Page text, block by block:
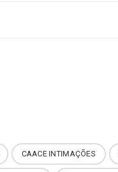
CAACE INTIMAÇÕES